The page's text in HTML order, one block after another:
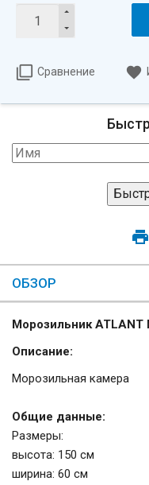
Сравнение
ОБЗОР
Морозильник
Описание:
Морозильная камера
Общие данные:
Размеры:
высота: 150 см
ширина: 60 см